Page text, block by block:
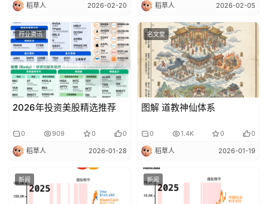
稻草人 2026-02-20 稻草人 2026-02-05
行业资讯
2026年投资美股精选推荐
0 909 0 0
稻草人 2026-01-28
名文堂
图解 道教神仙体系
0 1.4K 0 0
稻草人 2026-01-19
新闻 新闻